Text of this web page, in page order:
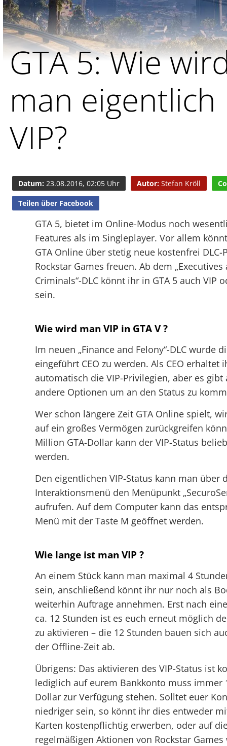
GTA 5: Wie
man eigentlich
VIP?
Datum: 23.08.2016, 02:05 Uhr Autor:Stefan Kröll
Teilen über Facebook
GTA 5, bietet im Online-Modus noch
Features als im Singleplayer. Vor allem
GTA Online über stetig neue kostenfrei DLC-
Rockstar Games freuen. Ab dem
Criminals“-DLC könnt ihr in GTA 5 auch VIP
sein.
Wie wird man VIP in GTA V ?
Im neuen „Finance and Felony“-DLC wurde
eingeführt CEO zu werden. Als CEO erhaltet
automatisch die VIP-Privilegien, aber es gibt
andere Optionen um an den Status zu
Wer schon längere Zeit GTA Online spielt,
auf ein großes Vermögen zurückgreifen
Million GTA-Dollar kann der VIP-Status
werden.
Den eigentlichen VIP-Status kann man über
Interaktionsmenü den Menüpunkt
aufrufen. Auf dem Computer kann das
Menü mit der Taste M geöffnet werden.
Wie lange ist man VIP ?
An einem Stück kann man maximal 4
sein, anschließend könnt ihr nur noch als
weiterhin Auftrage annehmen. Erst nach
ca. 12 Stunden ist es euch erneut möglich
zu aktivieren – die 12 Stunden bauen sich
der Offline-Zeit ab.
Übrigens: Das aktivieren des VIP-Status ist
lediglich auf eurem Bankkonto muss immer
Dollar zur Verfügung stehen. Solltet euer
niedriger sein, so könnt ihr dies entweder
Karten kostenpflichtig erwerben, oder auf
regelmäßigen Aktionen von Rockstar